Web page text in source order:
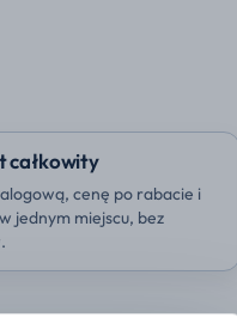
całkowity
cenę po rabacie i
jednym miejscu, bez